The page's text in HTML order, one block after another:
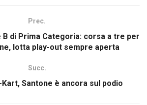
Prec.
B di Prima Categoria: corsa a tre per
lotta play-out sempre aperta
Succ.
Kart, Santone è ancora sul podio